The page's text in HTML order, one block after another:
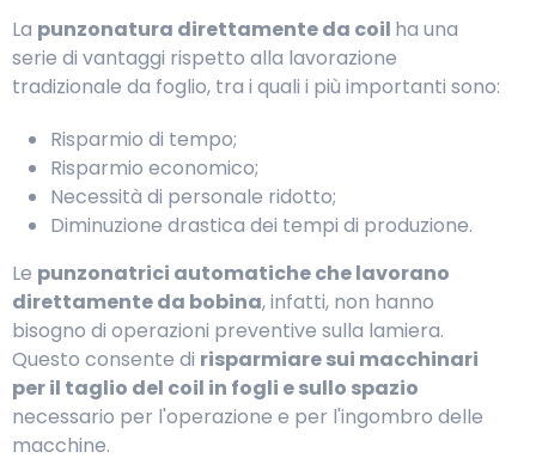
La punzonatura direttamente da coil ha una
serie di vantaggi rispetto alla lavorazione
tradizionale da foglio, tra i quali i più importanti sono:
Risparmio di tempo;
Risparmio economico;
Necessità di personale ridotto;
Diminuzione drastica dei tempi di produzione.
Le punzonatrici automatiche che lavorano
direttamente da bobina, infatti, non hanno
bisogno di operazioni preventive sulla lamiera.
Questo consente di risparmiare sui macchinari
per il taglio del coil in fogli e sullo spazio
necessario per l'operazione e per l'ingombro delle
macchine.